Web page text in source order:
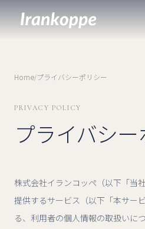
Home/プライバシーポリシー
PRIVACY POLICY
プライバシ
株式会社イランコッペ（以下「当
提供するサービス（以下「本サー
る、利用者の個人情報の取扱いに